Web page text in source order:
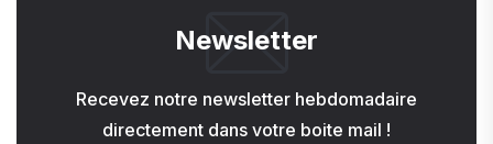
Newsletter
Recevez notre newsletter hebdomadaire
directement dans votre boite mail !